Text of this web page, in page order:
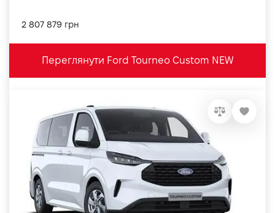
2 807 879 грн
Переглянути Ford Tourneo Custom NEW